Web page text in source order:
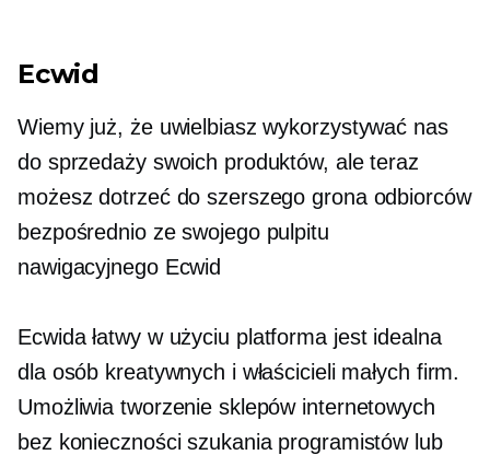
Ecwid
Wiemy już, że uwielbiasz wykorzystywać nas
do sprzedaży swoich produktów, ale teraz
możesz dotrzeć do szerszego grona odbiorców
bezpośrednio ze swojego pulpitu
nawigacyjnego Ecwid
Ecwidałatwy w użyciu platforma jest idealna
dla osób kreatywnych i właścicieli małych firm.
Umożliwia tworzenie sklepów internetowych
bez konieczności szukania programistów lub